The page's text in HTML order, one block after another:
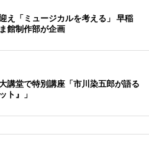
え「ミュージカルを考える」 早稲
館制作部が企画
講堂で特別講座「市川染五郎が語る
ト』」